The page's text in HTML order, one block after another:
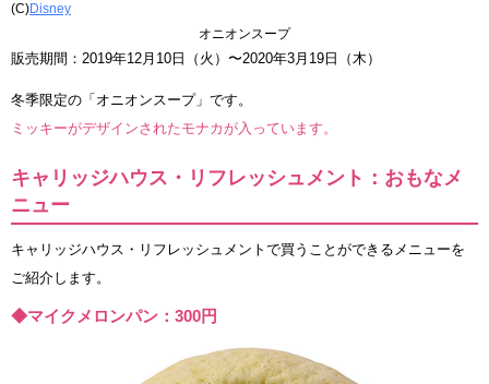
(C)Disney
オニオンスープ
販売期間：2019年12月10日（火）〜2020年3月19日（木）
冬季限定の「オニオンスープ」です。
ミッキーがデザインされたモナカが入っています。
キャリッジハウス・リフレッシュメント：おもなメ
ニュー
キャリッジハウス・リフレッシュメントで買うことができるメニューを
ご紹介します。
◆マイクメロンパン：300円